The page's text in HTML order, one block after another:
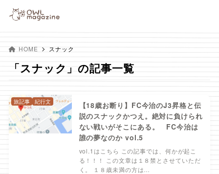
HOME スナック
「スナック」の記事一覧
【18歳お断り】FC今治のJ3昇格と伝
説のスナックかつえ。絶対に負けられ
ない戦いがそこにある。 FC今治は
誰の夢なのか vol.5
vol.1はこちら この記事では、何かが起こ
る！！！ この文章は１８禁とさせていただ
く。 １８歳未満の方は…
旅記事 紀行文